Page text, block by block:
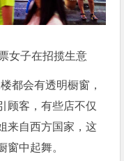
女子在招揽生意
都会有透明橱窗，
顾客，有些店不仅
来自西方国家，这
窗中起舞。